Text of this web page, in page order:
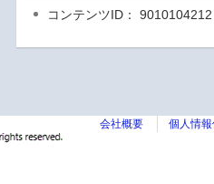
コンテンツID： 9010104212
会社概要 個人情